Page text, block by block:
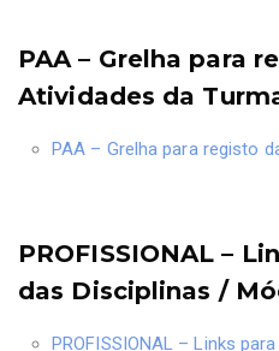
PAA – Grelha para
Atividades da
PAA – Grelha para registo
PROFISSIONAL –
das Disciplinas /
PROFISSIONAL – Links